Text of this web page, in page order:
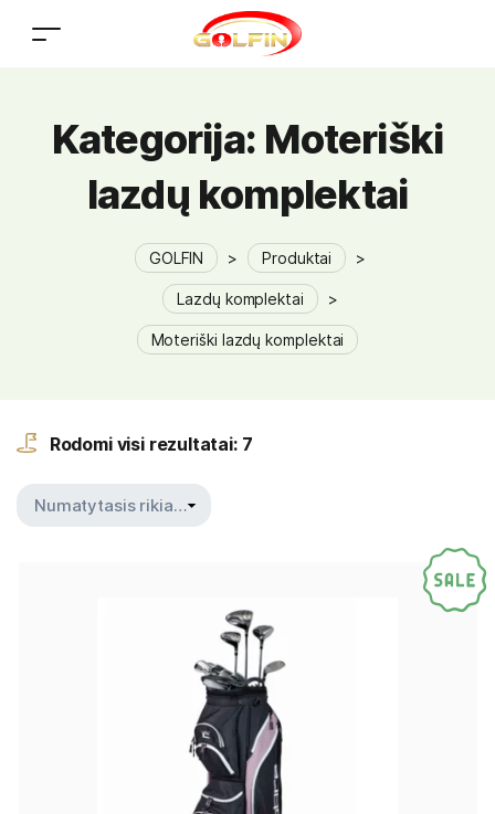
Kategorija: Moteriški
lazdų komplektai
GOLFIN > Produktai >
Lazdų komplektai >
Moteriški lazdų komplektai
Rodomi visi rezultatai: 7